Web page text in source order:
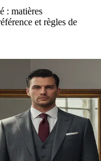
: matières
et règles de